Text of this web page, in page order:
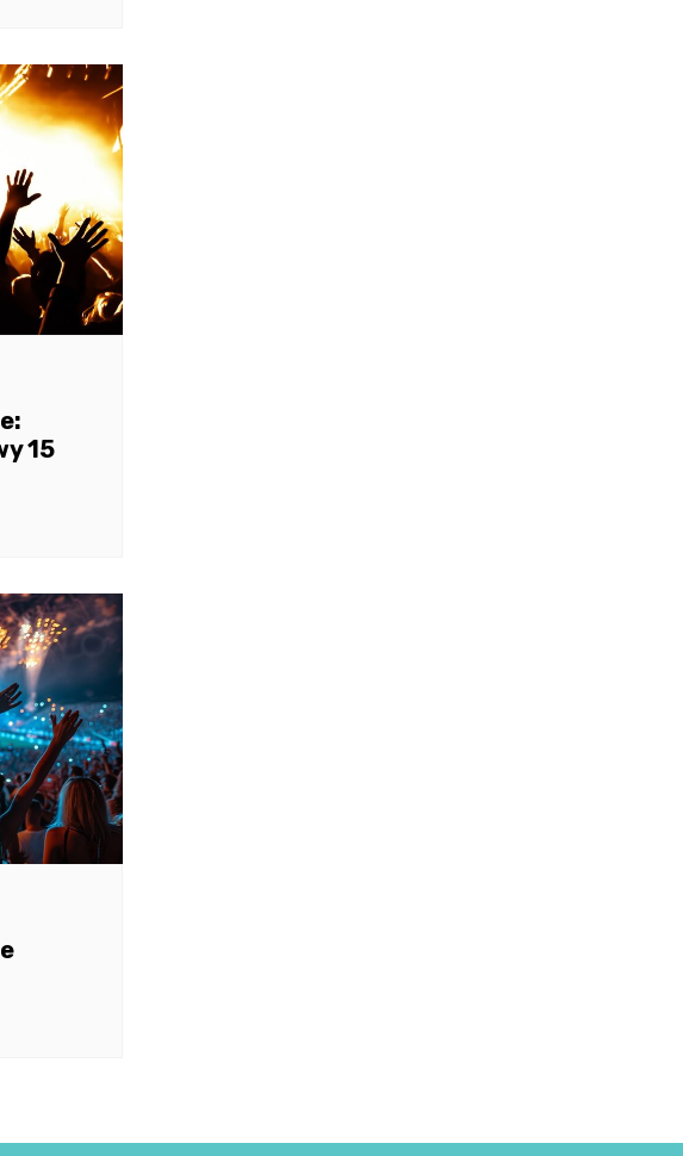
15